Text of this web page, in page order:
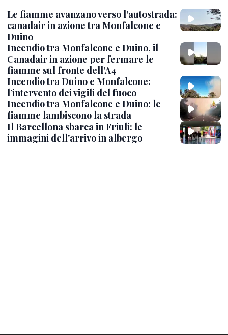
Le fiamme avanzano verso l’autostrada:
canadair in azione tra Monfalcone e
Duino
Incendio tra Monfalcone e Duino, il
Canadair in azione per fermare le
fiamme sul fronte dell’A4
Incendio tra Duino e Monfalcone:
l’intervento dei vigili del fuoco
Incendio tra Monfalcone e Duino: le
fiamme lambiscono la strada
Il Barcellona sbarca in Friuli: le
immagini dell'arrivo in albergo